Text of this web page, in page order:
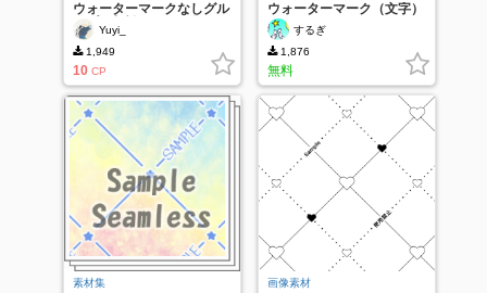
ウォーターマークなしグル
ープ - 中断のないAI学習
(詳細)Yuyi_
1,949
10 CP
ウォーターマーク（文字）
するぎ
1,876
無料
素材集 画像素材